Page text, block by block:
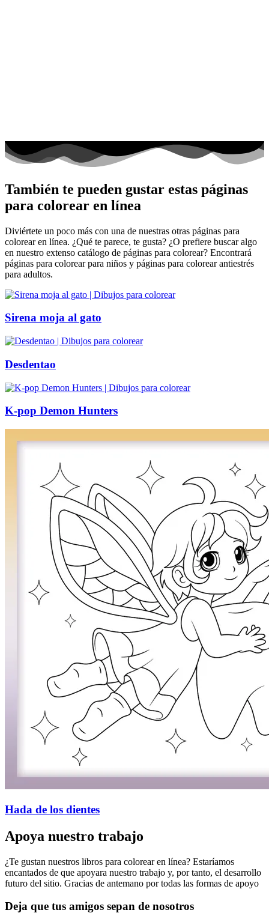
También te pueden gustar estas páginas
para colorear en línea
Diviértete un poco más con una de nuestras otras páginas para
colorear en línea. ¿Qué te parece, te gusta? ¿O prefiere buscar algo
en nuestro extenso catálogo de páginas para colorear? Encontrará
páginas para colorear para niños y páginas para colorear antiestrés
para adultos.
Sirena moja al gato
Desdentao
K-pop Demon Hunters
Hada de los dientes
Apoya nuestro trabajo
¿Te gustan nuestros libros para colorear en línea? Estaríamos
encantados de que apoyara nuestro trabajo y, por tanto, el desarrollo
futuro del sitio. Gracias de antemano por todas las formas de apoyo
Deja que tus amigos sepan de nosotros